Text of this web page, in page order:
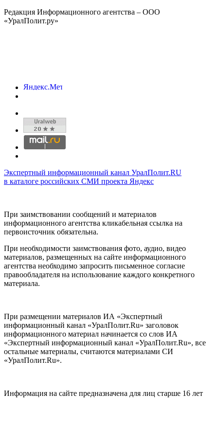
Редакция Информационного агентства – ООО
«УралПолит.ру»
Экспертный информационный канал УралПолит.RU
в каталоге российских СМИ проекта Яндекс
При заимствовании сообщений и материалов
информационного агентства кликабельная ссылка на
первоисточник обязательна.
При необходимости заимствования фото, аудио, видео
материалов, размещенных на сайте информационного
агентства необходимо запросить письменное согласие
правообладателя на использование каждого конкретного
материала.
При размещении материалов ИА «Экспертный
информационный канал «УралПолит.Ru» заголовок
информационного материал начинается со слов ИА
«Экспертный информационный канал «УралПолит.Ru», все
остальные материалы, считаются материалами СИ
«УралПолит.Ru».
Информация на сайте предназначена для лиц старше 16 лет